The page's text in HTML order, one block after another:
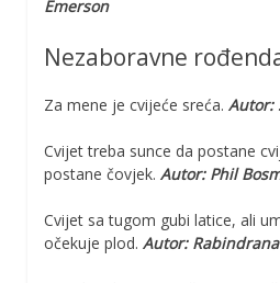
Emerson
Nezaboravne
Za mene je cvijeće sreća. Autor:
Cvijet treba sunce da postane
postane čovjek. Autor: Phil
Cvijet sa tugom gubi latice, ali
očekuje plod. Autor: